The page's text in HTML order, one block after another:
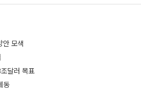
안 모색
달러 목표
동